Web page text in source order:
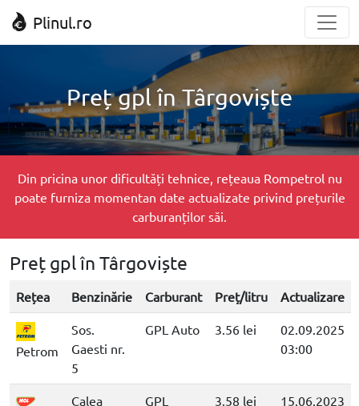
Plinul.ro
Preț gpl în Târgoviște
Din pricina unor dificultăți tehnice, rețeaua Rompetrol nu
poate furniza momentan date actualizate privind prețurile
carburanților săi.
Preț gpl în Târgoviște
Rețea Benzinărie Carburant Preț/litru Actualizare
Petrom
Sos.
Gaesti nr.
5
GPL Auto 3.56 lei
02.09.2025
03:00
Calea
GPL 3.58 lei
15.06.2023